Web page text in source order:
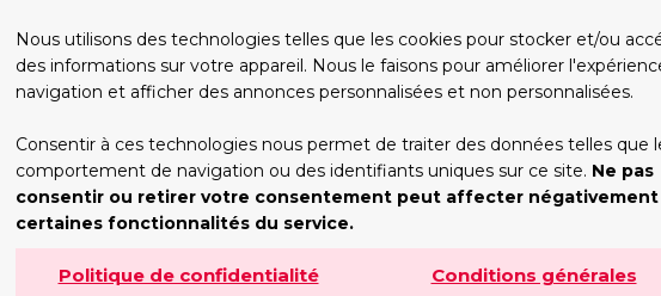
*Les heures d'ouverture(GMT+1):
Lundi - Vendredi: 10h - 19h. Samedi: 10h - 17h. Dimanche:
fermé
appeler? Partagez vos
contacts, nous vous
rappellerons
Commencez la conversation
dès maintenant, on
du reste!
Nous utilisons des technologies telles que les cookies pour stocker et/ou
des informations sur votre appareil. Nous le faisons pour améliorer
navigation et afficher des annonces personnalisées et non personnalisées.
Consentir à ces technologies nous permet de traiter des données telles que
comportement de navigation ou des identifiants uniques sur ce site. Ne pas
consentir ou retirer votre consentement peut affecter négativement
certaines fonctionnalités du service.
Politique de confidentialité Conditions générales